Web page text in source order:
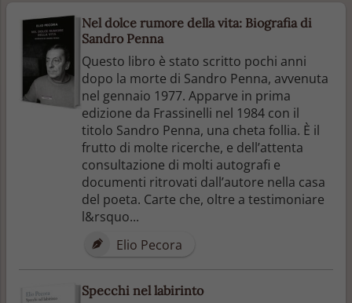
Nel dolce rumore della vita: Biografia di
Sandro Penna
Questo libro è stato scritto pochi anni
dopo la morte di Sandro Penna, avvenuta
nel gennaio 1977. Apparve in prima
edizione da Frassinelli nel 1984 con il
titolo Sandro Penna, una cheta follia. È il
frutto di molte ricerche, e dell’attenta
consultazione di molti autografi e
documenti ritrovati dall’autore nella casa
del poeta. Carte che, oltre a testimoniare
l&rsquo...
Elio Pecora
Specchi nel labirinto